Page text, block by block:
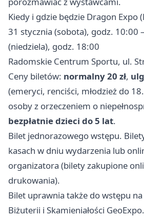
Kiedy i gdzie będzie Dragon Expo
31 stycznia (sobota), godz. 10:00
(niedziela), godz. 18:00
Radomskie Centrum Sportu, ul.
Ceny biletów: normalny 20 zł,
(emeryci, renciści, młodzież do
osoby z orzeczeniem o
bezpłatnie dzieci do 5 lat.
Bilet jednorazowego wstępu.
kasach w dniu wydarzenia lub
organizatora (bilety zakupione
drukowania).
Bilet uprawnia także do wstępu na
Biżuterii i Skamieniałości GeoExpo.